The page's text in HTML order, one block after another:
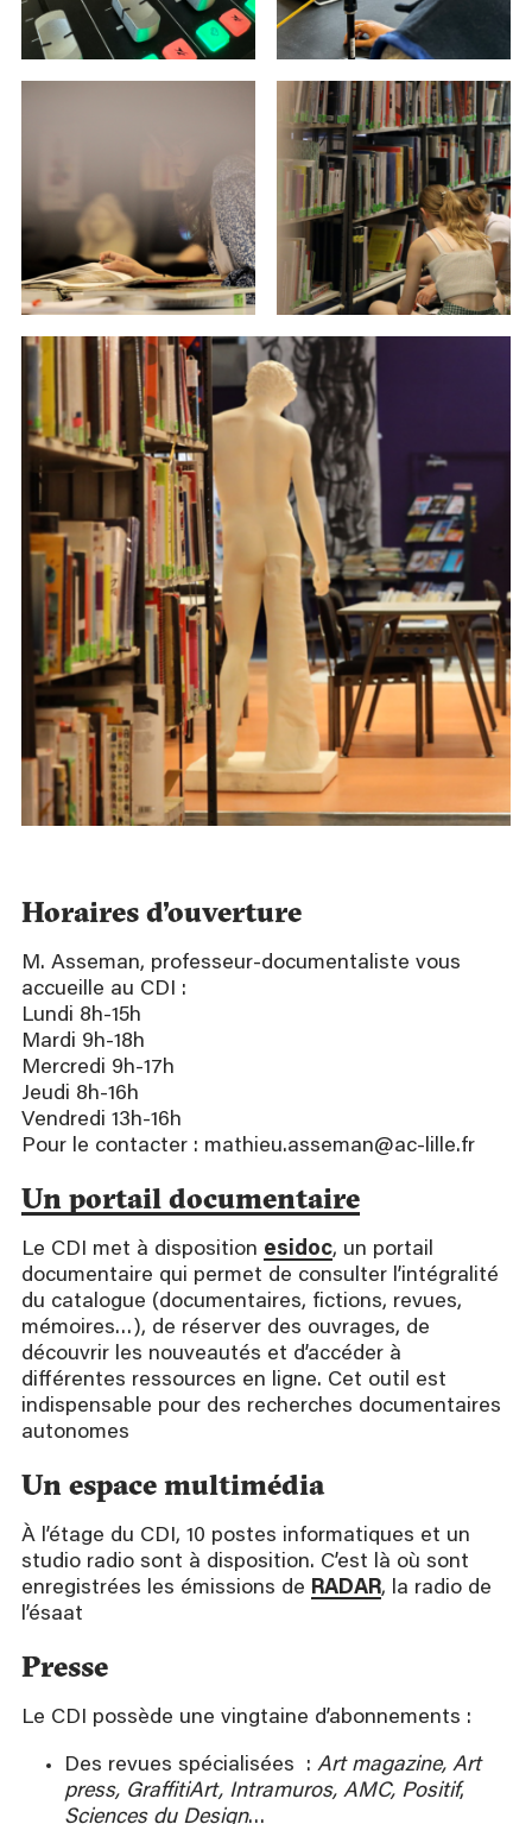
Horaires d’ouverture
M. Asseman, professeur-documentaliste vous
accueille au CDI :
Lundi 8h-15h
Mardi 9h-18h
Mercredi 9h-17h
Jeudi 8h-16h
Vendredi 13h-16h
Pour le contacter : mathieu.asseman@ac-lille.fr
Un portail documentaire
Le CDI met à disposition esidoc, un portail
documentaire qui permet de consulter l’intégralité
du catalogue (documentaires, fictions, revues,
mémoires…), de réserver des ouvrages, de
découvrir les nouveautés et d’accéder à
différentes ressources en ligne. Cet outil est
indispensable pour des recherches documentaires
autonomes
Un espace multimédia
À l’étage du CDI, 10 postes informatiques et un
studio radio sont à disposition. C’est là où sont
enregistrées les émissions de RADAR, la radio de
l’ésaat
Presse
Le CDI possède une vingtaine d’abonnements :
Des revues spécialisées : Art magazine, Art
press, GraffitiArt, Intramuros, AMC, Positif,
Sciences du Design…